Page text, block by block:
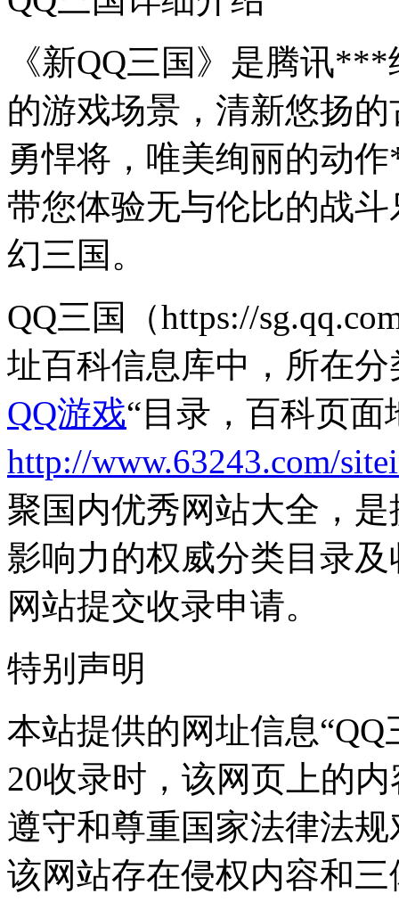
《新QQ三国》是腾讯
的游戏场景，清新悠扬
勇悍将，唯美绚丽的动
带您体验无与伦比的战
幻三国。
QQ三国（https://
址百科信息库中，所在分
QQ游戏“目录，百科页面
http://www.63243.com/
聚国内优秀网站大全，
影响力的权威分类目录
网站提交收录申请。
特别声明
本站提供的网址信息
20收录时，该网页上的
遵守和尊重国家法律法
该网站存在侵权内容和